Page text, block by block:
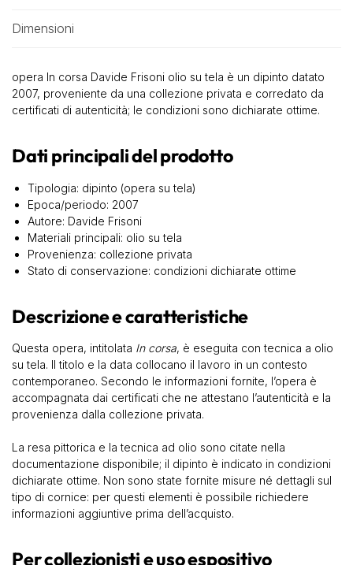
Dimensioni
opera In corsa Davide Frisoni olio su tela è un dipinto datato
2007, proveniente da una collezione privata e corredato da
certificati di autenticità; le condizioni sono dichiarate ottime.
Dati principali del prodotto
Tipologia: dipinto (opera su tela)
Epoca/periodo: 2007
Autore: Davide Frisoni
Materiali principali: olio su tela
Provenienza: collezione privata
Stato di conservazione: condizioni dichiarate ottime
Descrizione e caratteristiche
Questa opera, intitolata In corsa, è eseguita con tecnica a olio
su tela. Il titolo e la data collocano il lavoro in un contesto
contemporaneo. Secondo le informazioni fornite, l’opera è
accompagnata dai certificati che ne attestano l’autenticità e la
provenienza dalla collezione privata.
La resa pittorica e la tecnica ad olio sono citate nella
documentazione disponibile; il dipinto è indicato in condizioni
dichiarate ottime. Non sono state fornite misure né dettagli sul
tipo di cornice: per questi elementi è possibile richiedere
informazioni aggiuntive prima dell’acquisto.
Per collezionisti e uso espositivo